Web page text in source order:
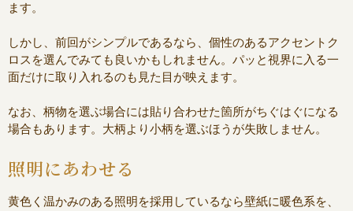
ます。
しかし、前回がシンプルであるなら、個性のあるアクセントク
ロスを選んでみても良いかもしれません。パッと視界に入る一
面だけに取り入れるのも見た目が映えます。
なお、柄物を選ぶ場合には貼り合わせた箇所がちぐはぐになる
場合もあります。大柄より小柄を選ぶほうが失敗しません。
照明にあわせる
黄色く温かみのある照明を採用しているなら壁紙に暖色系を、